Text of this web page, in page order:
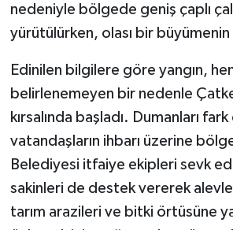
nedeniyle bölgede geniş çaplı
yürütülürken, olası bir
Edinilen bilgilere göre yangın,
belirlenemeyen bir nedenle
kırsalında başladı. Dumanları
vatandaşların ihbarı üzerine
Belediyesi itfaiye ekipleri sevk
sakinleri de destek vererek
tarım arazileri ve bitki örtüsüne